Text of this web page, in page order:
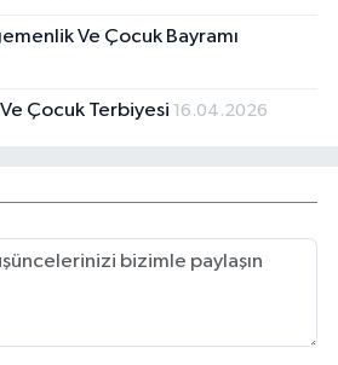
Ve Çocuk Bayramı
Çocuk Terbiyesi 16.04.2026